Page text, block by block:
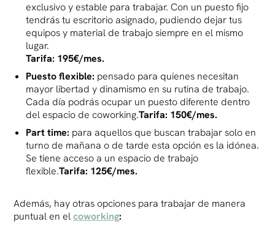
exclusivo y estable para trabajar. Con un puesto fijo
tendrás tu escritorio asignado, pudiendo dejar tus
equipos y material de trabajo siempre en el mismo
lugar.
Tarifa: 195€/mes.
Puesto flexible: pensado para quienes necesitan
mayor libertad y dinamismo en su rutina de trabajo.
Cada día podrás ocupar un puesto diferente dentro
del espacio de coworking.Tarifa: 150€/mes.
Part time: para aquellos que buscan trabajar solo en
turno de mañana o de tarde esta opción es la idónea.
Se tiene acceso a un espacio de trabajo
flexible.Tarifa: 125€/mes.
Además, hay otras opciones para trabajar de manera
puntual en elcoworking: